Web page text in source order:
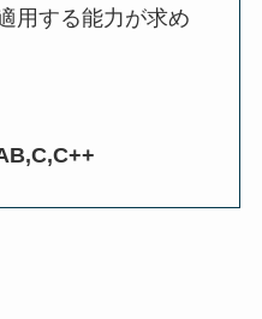
用する能力が求め